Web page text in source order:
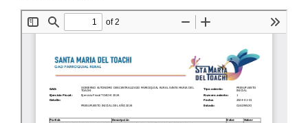
Procesos de contratación
Ejecución Presupuestaria
Obras y proyectos